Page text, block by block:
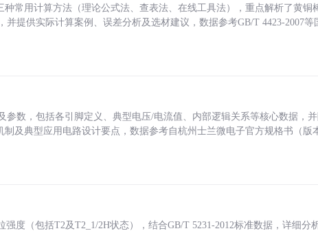
常用计算方法（理论公式法、查表法、在线工具法），重点解析了黄铜
并提供实际计算案例、误差分析及选材建议，数据参考GB/T 4423-2007等
参数，包括各引脚定义、典型电压/电流值、内部逻辑关系等核心数据，
及典型应用电路设计要点，数据参考自杭州士兰微电子官方规格书（版
度（包括T2及T2_1/2H状态），结合GB/T 5231-2012标准数据，详细分